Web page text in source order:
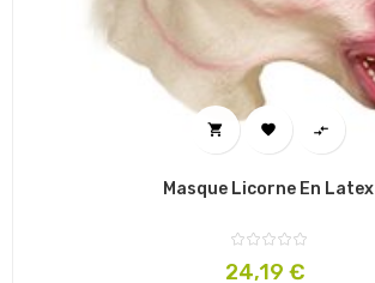
  
Masque Licorne En Latex
Prix
24,19 €